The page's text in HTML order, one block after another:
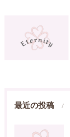
最近の投稿